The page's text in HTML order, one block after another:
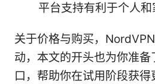
平台支持有利于个人和
关于价格与购买，
动，本文的开头也为你准
口，帮助你在试用阶段获得